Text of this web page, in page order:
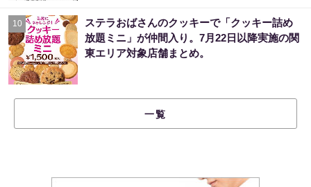
10
ステラおばさんのクッキーで「クッキー詰め
放題ミニ」が仲間入り。7月22日以降実施の関
東エリア対象店舗まとめ。
一覧